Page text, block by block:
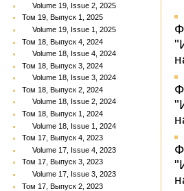
Volume 19, Issue 2, 2025
Том 19, Выпуск 1, 2025
Volume 19, Issue 1, 2025
Том 18, Выпуск 4, 2024
Volume 18, Issue 4, 2024
Том 18, Выпуск 3, 2024
Volume 18, Issue 3, 2024
Том 18, Выпуск 2, 2024
Volume 18, Issue 2, 2024
Том 18, Выпуск 1, 2024
Volume 18, Issue 1, 2024
Том 17, Выпуск 4, 2023
Volume 17, Issue 4, 2023
Том 17, Выпуск 3, 2023
Volume 17, Issue 3, 2023
Том 17, Выпуск 2, 2023